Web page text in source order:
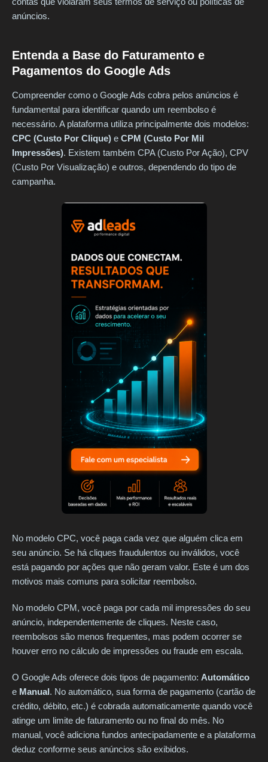
anúncios.
Entenda a Base do Faturamento e
Pagamentos do Google Ads
Compreender como o Google Ads cobra pelos anúncios é
fundamental para identificar quando um reembolso é
necessário. A plataforma utiliza principalmente dois modelos:
CPC (Custo Por Clique) e CPM (Custo Por Mil
Impressões). Existem também CPA (Custo Por Ação), CPV
(Custo Por Visualização) e outros, dependendo do tipo de
campanha.
No modelo CPC, você paga cada vez que alguém clica em
seu anúncio. Se há cliques fraudulentos ou inválidos, você
está pagando por ações que não geram valor. Este é um dos
motivos mais comuns para solicitar reembolso.
No modelo CPM, você paga por cada mil impressões do seu
anúncio, independentemente de cliques. Neste caso,
reembolsos são menos frequentes, mas podem ocorrer se
houver erro no cálculo de impressões ou fraude em escala.
O Google Ads oferece dois tipos de pagamento: Automático
e Manual. No automático, sua forma de pagamento (cartão de
crédito, débito, etc.) é cobrada automaticamente quando você
atinge um limite de faturamento ou no final do mês. No
manual, você adiciona fundos antecipadamente e a plataforma
deduz conforme seus anúncios são exibidos.